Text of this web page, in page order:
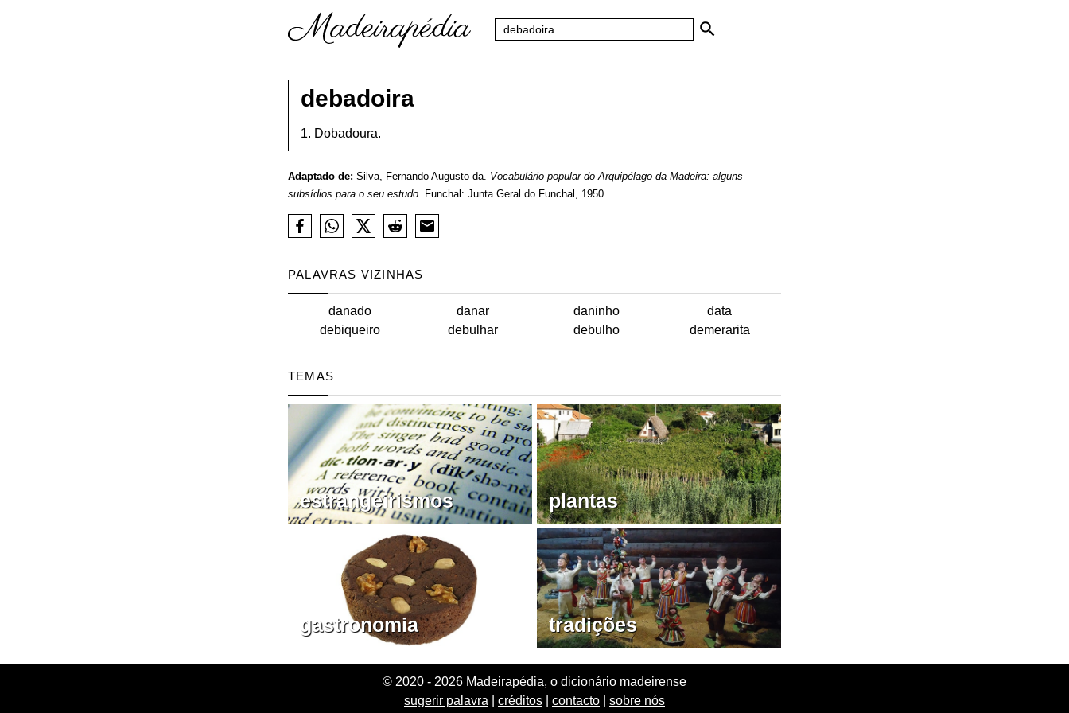
debadoira
1. Dobadoura.
Adaptado de: Silva, Fernando Augusto da. Vocabulário popular do Arquipélago da Madeira: alguns
subsídios para o seu estudo. Funchal: Junta Geral do Funchal, 1950.
PALAVRAS VIZINHAS
danado danar daninho
data
debiqueiro
debulhar debulho demerarita
TEMAS
estrangeirismos plantas
gastronomia tradições
© 2020 - 2026 Madeirapédia, o dicionário madeirense
sugerir palavra
créditos contacto sobre nós